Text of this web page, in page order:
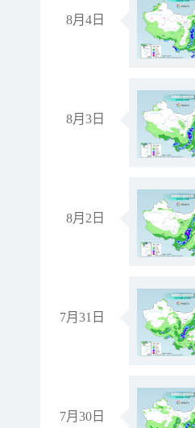
8月4日
8月3日
8月2日
7月31日
7月30日